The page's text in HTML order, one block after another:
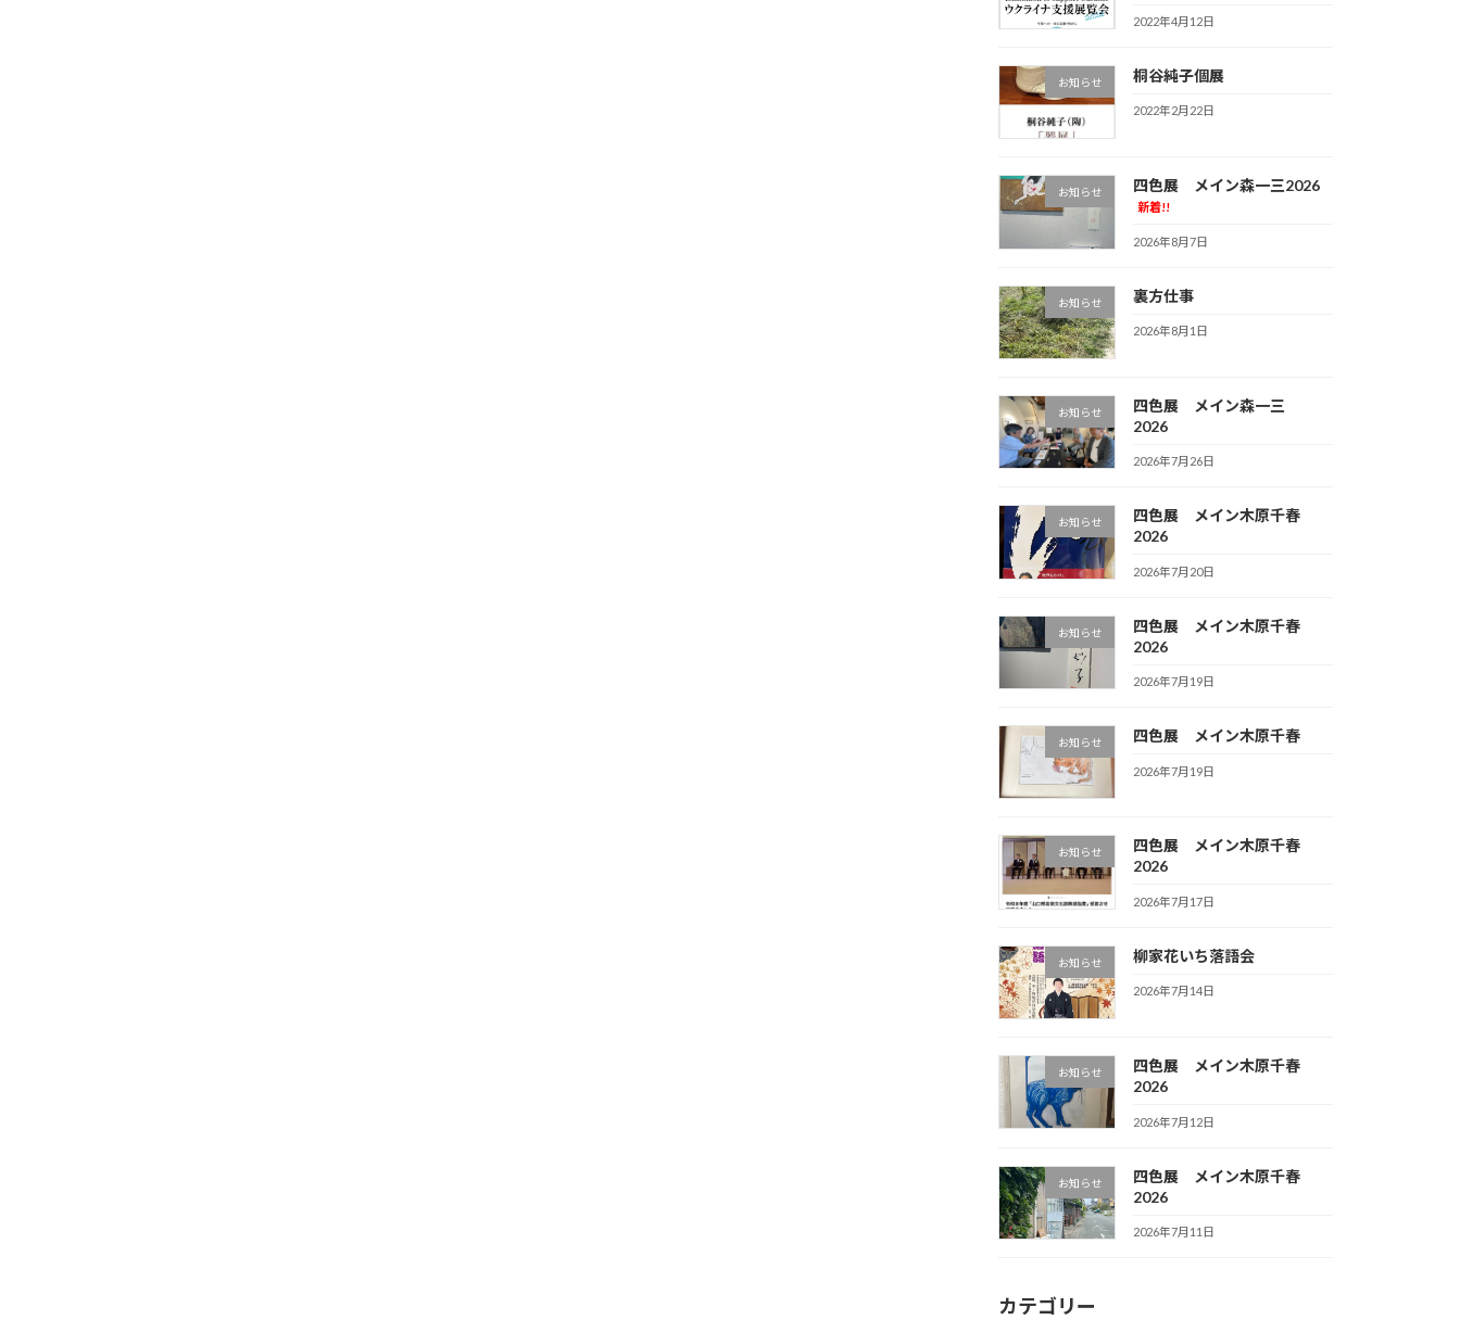
2022年4月12日
お知らせ 桐谷純子個展
2022年2月22日
お知らせ 四色展 メイン森一三2026
新着!!
2026年8月7日
お知らせ 裏方仕事
2026年8月1日
お知らせ
四色展 メイン森一三
2026
2026年7月26日
お知らせ
四色展 メイン木原千春
2026
2026年7月20日
お知らせ
四色展 メイン木原千春
2026
2026年7月19日
お知らせ 四色展 メイン木原千春
2026年7月19日
お知らせ
四色展 メイン木原千春
2026
2026年7月17日
お知らせ 柳家花いち落語会
2026年7月14日
お知らせ
四色展 メイン木原千春
2026
2026年7月12日
お知らせ
四色展 メイン木原千春
2026
2026年7月11日
カテゴリー